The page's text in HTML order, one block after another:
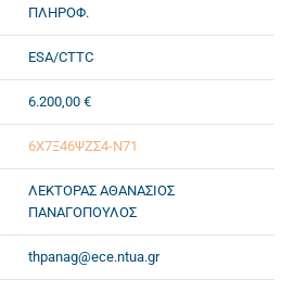
ΠΛΗΡΟΦ.
ESA/CTTC
6.200,00 €
6Χ7Ξ46ΨΖΣ4-Ν71
ΛΕΚΤΟΡΑΣ ΑΘΑΝΑΣΙΟΣ
ΠΑΝΑΓΟΠΟΥΛΟΣ
thpanag@ece.ntua.gr